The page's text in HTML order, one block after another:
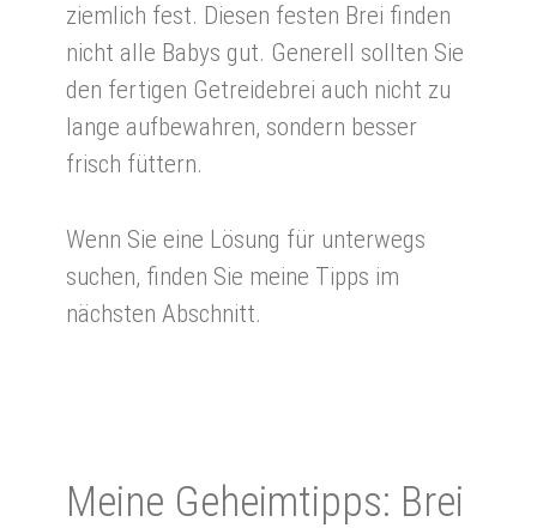
ziemlich fest. Diesen festen Brei finden
nicht alle Babys gut. Generell sollten Sie
den fertigen Getreidebrei auch nicht zu
lange aufbewahren, sondern besser
frisch füttern.
Wenn Sie eine Lösung für unterwegs
suchen, finden Sie meine Tipps im
nächsten Abschnitt.
Mei­ne Ge­heim­tipps: Brei